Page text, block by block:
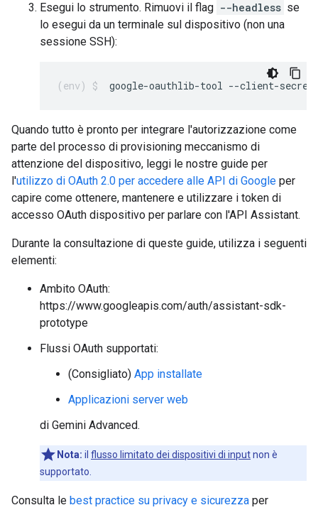
Esegui lo strumento. Rimuovi il flag --headless se
lo esegui da un terminale sul dispositivo (non una
sessione SSH):
google-oauthlib-tool --client-
Quando tutto è pronto per integrare l'autorizzazione come
parte del processo di provisioning meccanismo di
attenzione del dispositivo, leggi le nostre guide per
l'utilizzo di OAuth 2.0 per accedere alle API di Google per
capire come ottenere, mantenere e utilizzare i token di
accesso OAuth dispositivo per parlare con l'API Assistant.
Durante la consultazione di queste guide, utilizza i seguenti
elementi:
Ambito OAuth:
https://www.googleapis.com/auth/assistant-sdk-
prototype
Flussi OAuth supportati:
(Consigliato) App installate
Applicazioni server web
di Gemini Advanced.
Nota: il flusso limitato dei dispositivi di inputnon è
supportato.
Consulta le best practice su privacy e sicurezza per